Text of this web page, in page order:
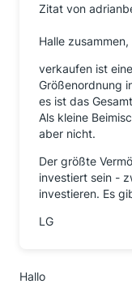
Zitat von
Halle zusammen,
verkaufen ist
Größenordnung
es ist das
Als kleine
aber nicht.
Der größte
investiert sein -
investieren. Es
LG
Hallo